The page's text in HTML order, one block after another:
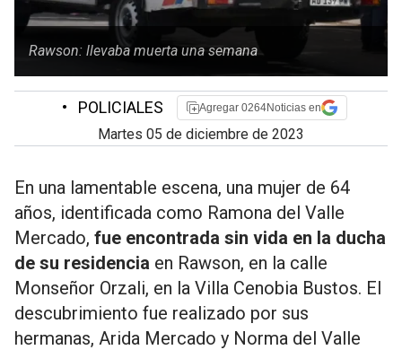
Rawson: llevaba muerta una semana
• POLICIALES Agregar 0264Noticias en
martes 05 de diciembre de 2023
En una lamentable escena, una mujer de 64
años, identificada como Ramona del Valle
Mercado, fue encontrada sin vida en la ducha
de su residencia en Rawson, en la calle
Monseñor Orzali, en la Villa Cenobia Bustos. El
descubrimiento fue realizado por sus
hermanas, Arida Mercado y Norma del Valle